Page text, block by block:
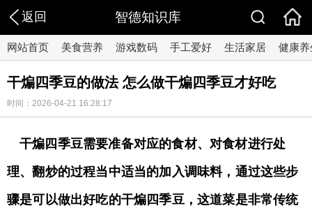
返回 智德知识库
网站首页 美食营养 游戏数码 手工爱好 生活家居 健康养
干煸四季豆的做法 怎么做干煸四季豆才好吃
时间：2026-04-21 16:28:17
干煸四季豆需要准备对应的食材、对食材进行处
理、翻炒的过程当中适当的加入调味料，通过这些步
骤是可以做出好吃的干煸四季豆，这道菜是非常传统